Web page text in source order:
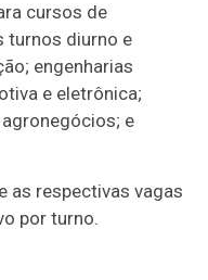
cursos de
turnos diurno e
engenharias
e eletrônica;
e
as respectivas vagas
por turno.